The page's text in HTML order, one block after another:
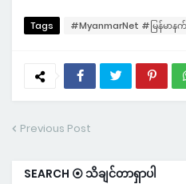
Tags #MyanmarNet #မြန်မာနက်
Previous Post
SEARCH ⦿ သိချင်တာရှာပါ